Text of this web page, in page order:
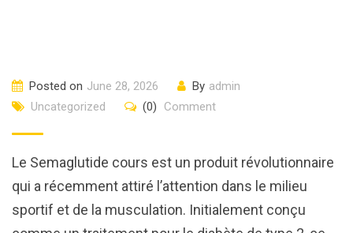
Posted on June 28, 2026 By admin
Uncategorized
(0) Comment
Le Semaglutide cours est un produit révolutionnaire
qui a récemment attiré l’attention dans le milieu
sportif et de la musculation. Initialement conçu